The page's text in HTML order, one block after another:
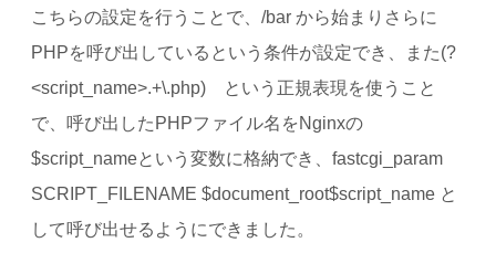
こちらの設定を行うことで、/bar から始まりさらに
PHPを呼び出しているという条件が設定でき、また(?
<script_name>.+\.php) という正規表現を使うこと
で、呼び出したPHPファイル名をNginxの
$script_nameという変数に格納でき、fastcgi_param
SCRIPT_FILENAME $document_root$script_name と
して呼び出せるようにできました。